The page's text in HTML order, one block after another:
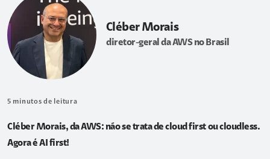
Cléber Morais
diretor-geral da AWS no Brasil
5 minutos de leitura
Cléber Morais, da AWS: não se trata de cloud first ou cloudless.
Agora é AI first!